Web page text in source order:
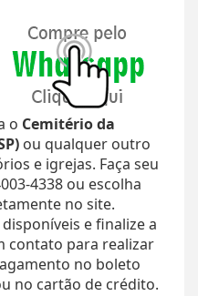
o Cemitério da
ou qualquer outro
e igrejas. Faça seu
4338 ou escolha
no site.
e finalize a
contato para realizar
no boleto
no cartão de crédito.